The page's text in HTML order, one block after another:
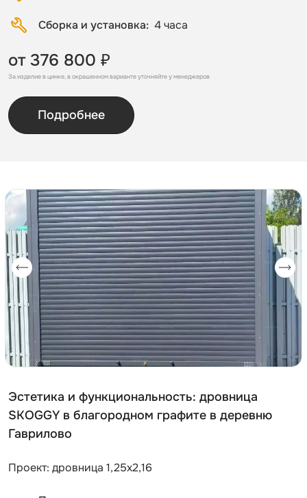
Сборка и установка 4 часа
от 376 800 ₽
За изделие в цинке, в окрашенном варианте уточняйте у менеджеров
Подробнее
Эстетика и функциональность: дровница
SKOGGY в благородном графите в деревню
Гаврилово
Проект: дровница 1,25х2,16